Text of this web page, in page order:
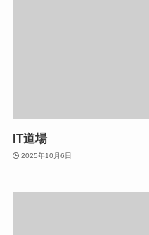
IT道場
2025年10月6日